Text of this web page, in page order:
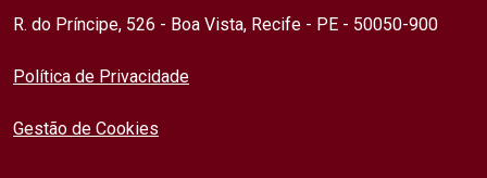
R. do Príncipe, 526 - Boa Vista, Recife - PE - 50050-900
Política de Privacidade
Gestão de Cookies